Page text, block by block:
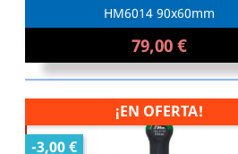
HM6014 90x60mm
79,00 €
¡EN OFERTA!
-3,00 €